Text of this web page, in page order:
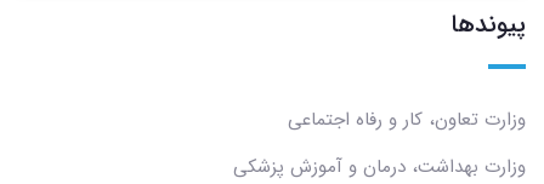
پیوندها
وزارت تعاون، کار و رفاه اجتماعی
وزارت بهداشت، درمان و آموزش پزشکی